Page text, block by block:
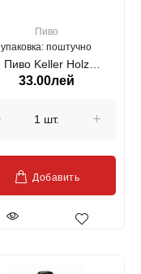
Пиво
упаковка: поштучно
Пиво Keller Holz
Alkoholfrei 0.33
33.00лей
Добавить